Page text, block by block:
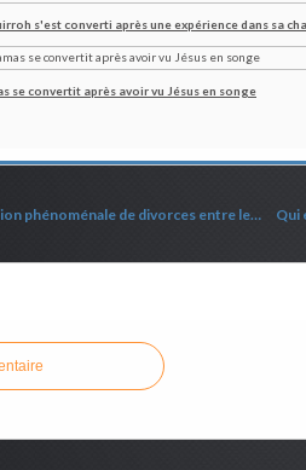
s'est converti après une expérience dans sa
se convertit après avoir vu Jésus en songe
Un pasteur critique l'augmentation phénoménale de divorces entre les chrétiens